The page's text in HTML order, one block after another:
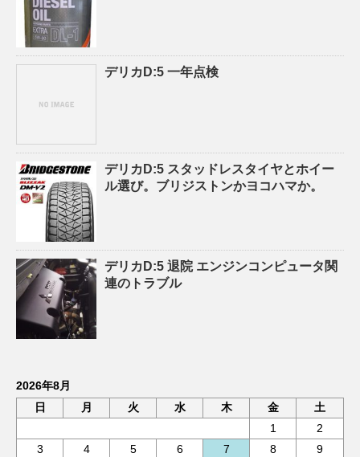
デリカD:5 一年点検
デリカD:5 スタッドレスタイヤとホイー
ル選び。ブリジストンかヨコハマか。
デリカD:5 退院 エンジンコンピュータ関
連のトラブル
2026年8月
日
月 火 水 木 金
土
1
2
3
4 5 6 7 8
9